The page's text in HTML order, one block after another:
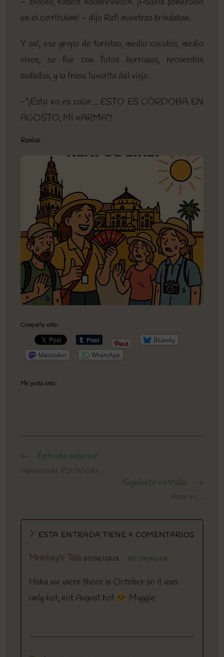
en el currículum! – dijo Rafi mientras brindaban.
Y así, ese grupo de turistas, medio cocidos, medio
vivos, se fue con fotos borrosas, recuerdos
sudados, y la frase favorita del viaje:
-“¡Esto no es calor… ESTO ES CÓRDOBA EN
AGOSTO, MI «ARMA”!
Rovica.
Comparte esto:
Bluesky
Mastodon
WhatsApp
Me gusta esto:
Leer
artículos
Entrada anterior
Apasionada, Por la Vida…
Siguiente entrada
Amar es…
ESTA ENTRADA TIENE 4 COMENTARIOS
Monkey's Tale 07/08/2025 RESPONDER
Haha we were there in October so it was
only hot, not August hot
Mqggie